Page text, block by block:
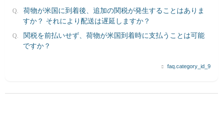
荷物が米国に到着後、追加の関税が発生することはありま
すか？ それにより配送は遅延しますか？
関税を前払いせず、荷物が米国到着時に支払うことは可能
ですか？
faq.category_id_9